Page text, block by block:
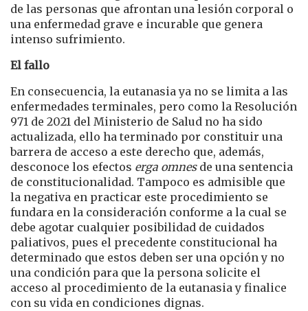
de las personas que afrontan una lesión corporal o
una enfermedad grave e incurable que genera
intenso sufrimiento.
El fallo
En consecuencia, la eutanasia ya no se limita a las
enfermedades terminales, pero como la Resolución
971 de 2021 del Ministerio de Salud no ha sido
actualizada, ello ha terminado por constituir una
barrera de acceso a este derecho que, además,
desconoce los efectos erga omnesde una sentencia
de constitucionalidad. Tampoco es admisible que
la negativa en practicar este procedimiento se
fundara en la consideración conforme a la cual se
debe agotar cualquier posibilidad de cuidados
paliativos, pues el precedente constitucional ha
determinado que estos deben ser una opción y no
una condición para que la persona solicite el
acceso al procedimiento de la eutanasia y finalice
con su vida en condiciones dignas.